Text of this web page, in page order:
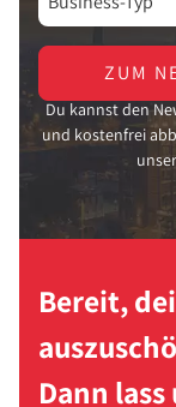
ZUM
Du kannst den
und kostenfrei
Bereit,
Dann